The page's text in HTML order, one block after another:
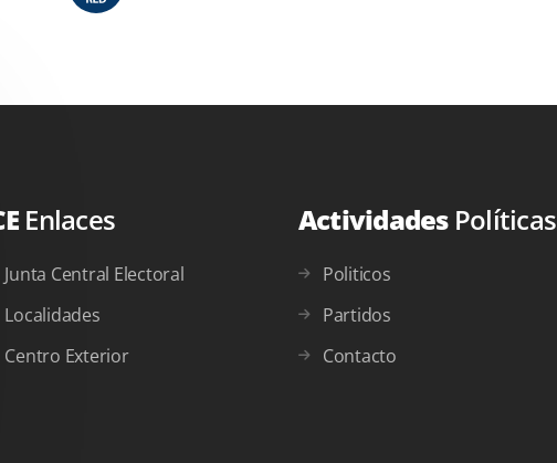
Enlaces
Junta Central Electoral
Localidades
Centro Exterior
Actividades Políticas
Politicos
Partidos
Contacto